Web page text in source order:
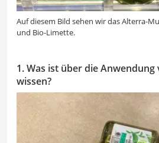
Auf diesem Bild sehen wir das Alterra-
und Bio-Limette.
1. Was ist über die
wissen?